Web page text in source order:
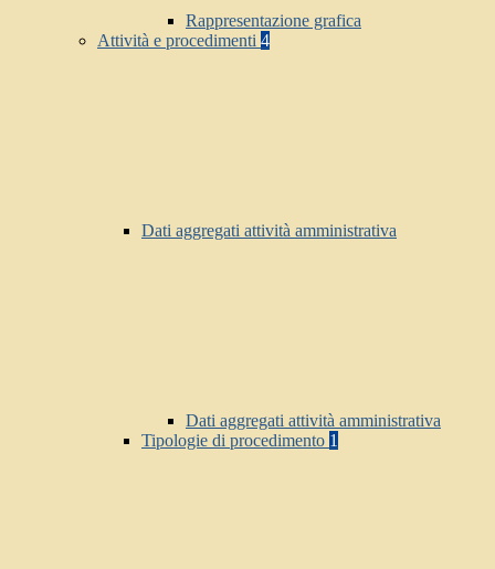
Rappresentazione grafica
Attività e procedimenti 4
Dati aggregati attività amministrativa
Dati aggregati attività amministrativa
Tipologie di procedimento 1